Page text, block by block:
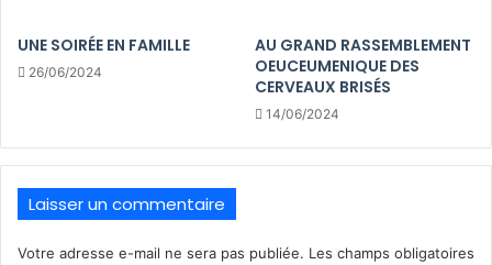
UNE SOIRÉE EN FAMILLE
26/06/2024
AU GRAND RASSEMBLEMENT
OEUCEUMENIQUE DES
CERVEAUX BRISÉS
14/06/2024
Laisser un commentaire
Votre adresse e-mail ne sera pas publiée. Les champs obligatoires